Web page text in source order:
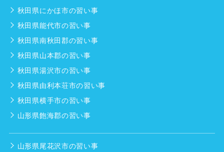
秋田県にかほ市の習い事
秋田県能代市の習い事
秋田県南秋田郡の習い事
秋田県山本郡の習い事
秋田県湯沢市の習い事
秋田県由利本荘市の習い事
秋田県横手市の習い事
山形県飽海郡の習い事
山形県尾花沢市の習い事